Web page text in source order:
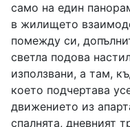
само на един
в жилището
помежду си,
светла подова
използвани, а там,
което подчертава
движението из
спалнята, дневният